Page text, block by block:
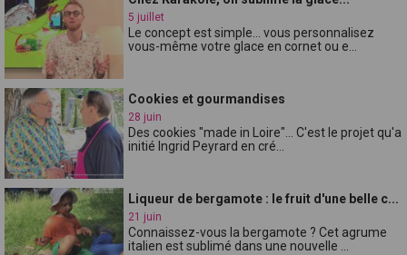
5 juillet
Le concept est simple... vous personnalisez
vous-même votre glace en cornet ou e...
Cookies et gourmandises
28 juin
Des cookies "made in Loire"... C'est le projet qu'a
initié Ingrid Peyrard en cré...
Liqueur de bergamote : le fruit d'une belle c...
21 juin
Connaissez-vous la bergamote ? Cet agrume
italien est sublimé dans une nouvelle ...